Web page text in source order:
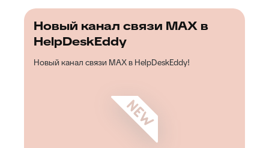
Новый канал связи MAX в
HelpDeskEddy
Новый канал связи MAX в HelpDeskEddy!